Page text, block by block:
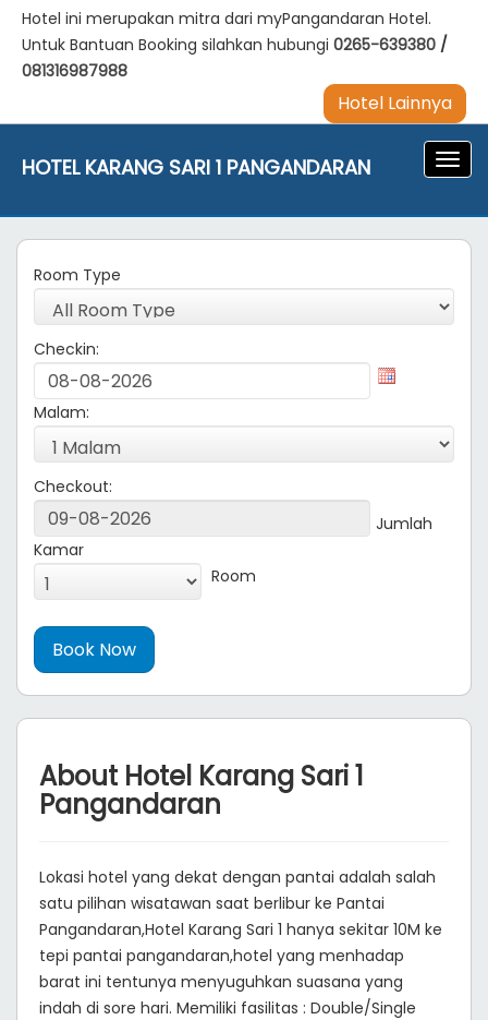
Hotel ini merupakan mitra dari myPangandaran Hotel.
Untuk Bantuan Booking silahkan hubungi 0265-639380 /
081316987988
Hotel Lainnya
HOTEL KARANG SARI 1 PANGANDARAN
Room Type
Checkin:
Malam:
Checkout:
Jumlah
Kamar
Room
About Hotel Karang Sari 1
Pangandaran
Lokasi hotel yang dekat dengan pantai adalah salah
satu pilihan wisatawan saat berlibur ke Pantai
Pangandaran,Hotel Karang Sari 1 hanya sekitar 10M ke
tepi pantai pangandaran,hotel yang menhadap
barat ini tentunya menyuguhkan suasana yang
indah di sore hari. Memiliki fasilitas : Double/Single